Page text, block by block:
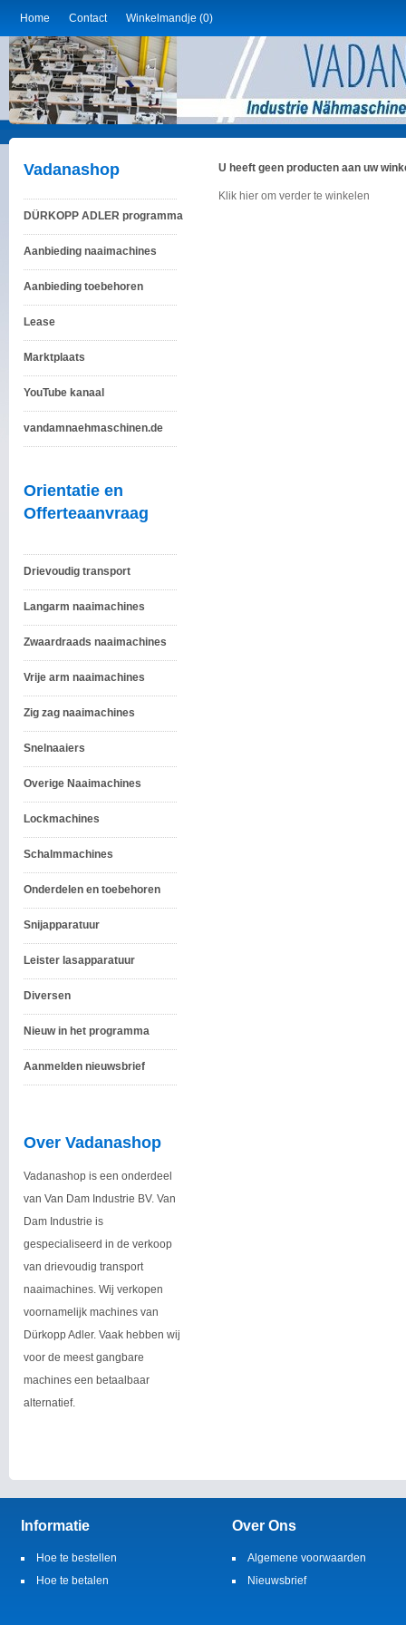
Home Contact Winkelmandje (0)
Vadanashop
DÜRKOPP ADLER programma
Aanbieding naaimachines
Aanbieding toebehoren
Lease
Marktplaats
YouTube kanaal
vandamnaehmaschinen.de
Orientatie en
Offerteaanvraag
Drievoudig transport
Langarm naaimachines
Zwaardraads naaimachines
Vrije arm naaimachines
Zig zag naaimachines
Snelnaaiers
Overige Naaimachines
Lockmachines
Schalmmachines
Onderdelen en toebehoren
Snijapparatuur
Leister lasapparatuur
Diversen
Nieuw in het programma
Aanmelden nieuwsbrief
Over Vadanashop
Vadanashop is een onderdeel
van Van Dam Industrie BV. Van
Dam Industrie is
gespecialiseerd in de verkoop
van drievoudig transport
naaimachines. Wij verkopen
voornamelijk machines van
Dürkopp Adler. Vaak hebben wij
voor de meest gangbare
machines een betaalbaar
alternatief.
U heeft geen producten aan uw
Klik hier om verder te winkelen
Informatie
Hoe te bestellen
Hoe te betalen
Over Ons
Algemene voorwaarden
Nieuwsbrief